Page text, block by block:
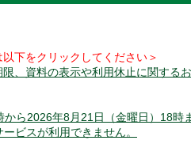
下をクリックしてください＞
限、資料の表示や利用休止に関する
から2026年8月21日（金曜日）18時
ビスが利用できません。